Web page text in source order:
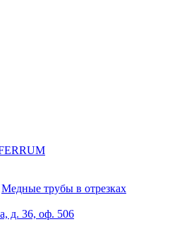
Медные трубы в отрезках
д. 36, оф. 506